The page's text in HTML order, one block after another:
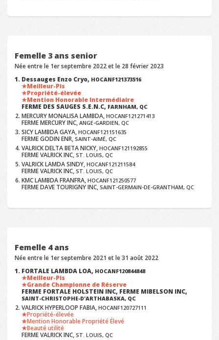
Femelle 3 ans senior
Née entre le 1er septembre 2022 et le 28 février 2023
Dessauges Enzo Cryo, HOCANF121373516
Meilleur-Pis
Propriété-élevée
Mention Honorable Intermédiaire
FERME DES SAUGES S.E.N.C, FARNHAM, QC
MERCURY MONALISA LAMBDA,HOCANF121271413
FERME MERCURY INC,ANGE-GARDIEN, QC
SICY LAMBDA GAYA,HOCANF121151635
FERME GODIN ENR,SAINT-AIMÉ, QC
VALRICK DELTA BETA NICKY,HOCANF121192855
FERME VALRICK INC,ST. LOUIS, QC
VALRICK LAMDA SINDY,HOCANF121211584
FERME VALRICK INC,ST. LOUIS, QC
KMC LAMBDA FRANFRA,HOCANF121250577
FERME DAVE TOURIGNY INC,SAINT-GERMAIN-DE-GRANTHAM, QC
Femelle 4 ans
Née entre le 1er septembre 2021 et le 31 août 2022
FORTALE LAMBDA LOA, HOCANF120844848
Meilleur-Pis
Grande Championne de Réserve
FERME FORTALE HOLSTEIN INC, FERME MIBELSON INC,
SAINT-CHRISTOPHE-D'ARTHABASKA, QC
VALRICK HYPERLOOP FABIA,HOCANF120727111
Propriété-élevée
Mention Honorable Propriété Élevé
Beauté utilité
FERME VALRICK INC,ST. LOUIS, QC